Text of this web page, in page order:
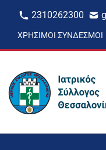
2310262300
ΧΡΉΣΙΜΟΙ ΣΎΝΔΕΣΜΟΙ